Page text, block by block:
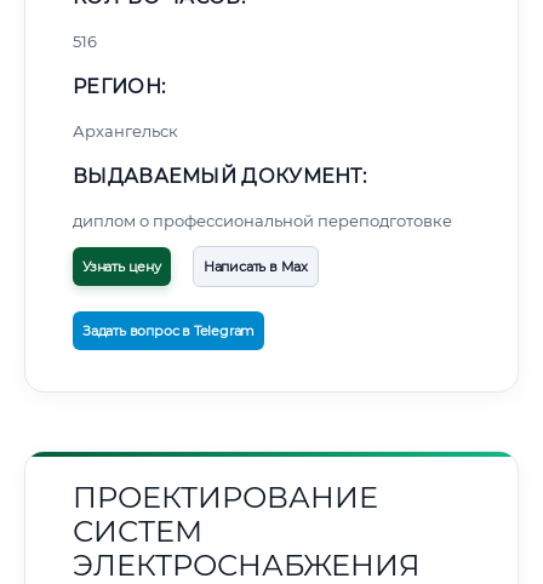
516
РЕГИОН:
Архангельск
ВЫДАВАЕМЫЙ ДОКУМЕНТ:
диплом о профессиональной переподготовке
Узнать цену Написать в Max
Задать вопрос в Telegram
ПРОЕКТИРОВАНИЕ
СИСТЕМ
ЭЛЕКТРОСНАБЖЕНИЯ